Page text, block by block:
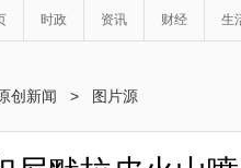
时政 资讯 财经 生
创新闻 > 图片源